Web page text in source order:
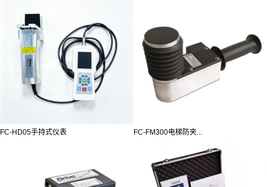
FC-HD05手持式仪表 FC-FM300电梯防夹...